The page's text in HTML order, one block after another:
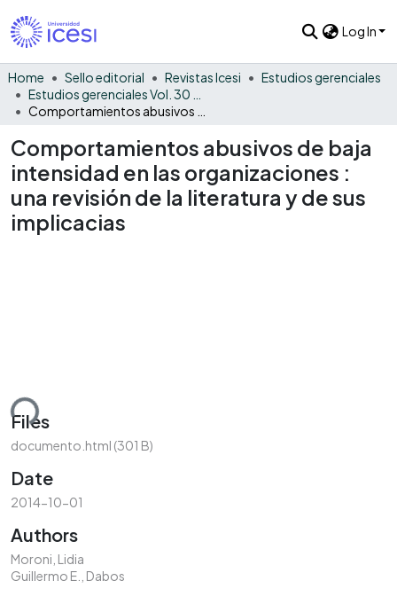
Log In
Home Sello editorial Revistas Icesi
Estudios gerenciales
Comportamientos abusivos de baja
intensidad en las organizaciones :
una revisión de la literatura y de sus
implicacias
Files
documento.html (301 B)
Date
2014-10-01
Authors
Moroni, Lidia
Guillermo E., Dabos